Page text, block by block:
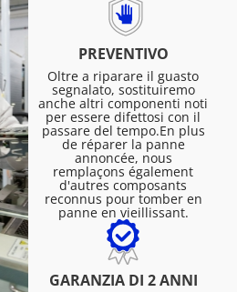
PREVENTIVO
Oltre a riparare il guasto
segnalato, sostituiremo
anche altri componenti noti
per essere difettosi con il
passare del tempo.En plus
de réparer la panne
annoncée, nous
remplaçons également
d'autres composants
reconnus pour tomber en
panne en vieillissant.
GARANZIA DI 2 ANNI